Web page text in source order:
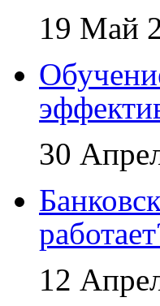
19 Май
30
12